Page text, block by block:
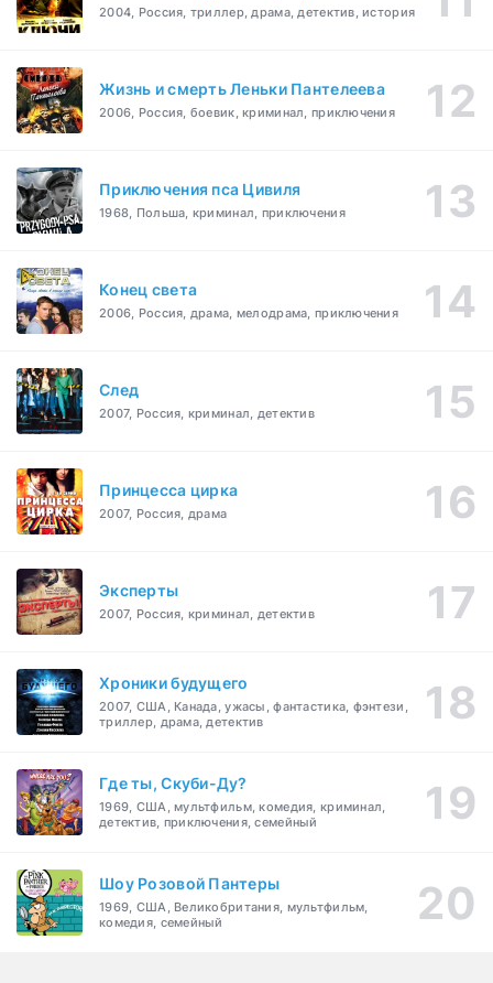
2004, Россия, триллер, драма, детектив, история
Жизнь и смерть Леньки Пантелеева
2006, Россия, боевик, криминал, приключения
Приключения пса Цивиля
1968, Польша, криминал, приключения
Конец света
2006, Россия, драма, мелодрама, приключения
След
2007, Россия, криминал, детектив
Принцесса цирка
2007, Россия, драма
Эксперты
2007, Россия, криминал, детектив
Хроники будущего
2007, США, Канада, ужасы, фантастика, фэнтези,
триллер, драма, детектив
Где ты, Скуби-Ду?
1969, США, мультфильм, комедия, криминал,
детектив, приключения, семейный
Шоу Розовой Пантеры
1969, США, Великобритания, мультфильм,
комедия, семейный